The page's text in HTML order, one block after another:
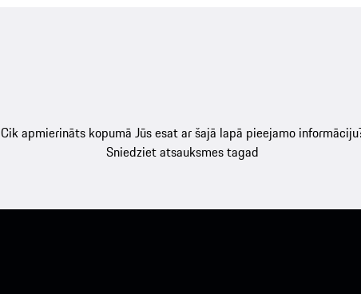
Cik apmierināts kopumā Jūs esat ar šajā lapā pieejamo
Sniedziet atsauksmes tagad